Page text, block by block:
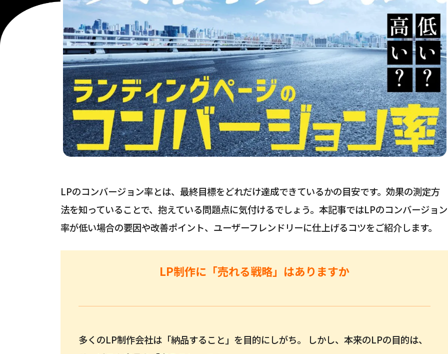
LPのコンバージョン率とは、最終目標をどれだけ達成できているかの目安です。効果の測定方
法を知っていることで、抱えている問題点に気付けるでしょう。本記事ではLPのコンバージョン
率が低い場合の要因や改善ポイント、ユーザーフレンドリーに仕上げるコツをご紹介します。
LP制作に「売れる戦略」はありますか
多くのLP制作会社は「納品すること」を目的にしがち。 しかし、本来のLPの目的は、